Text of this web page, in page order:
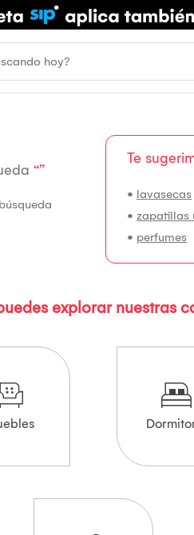
“”
Te
• lavasecas
• zapatillas
• perfumes
explorar nuestras